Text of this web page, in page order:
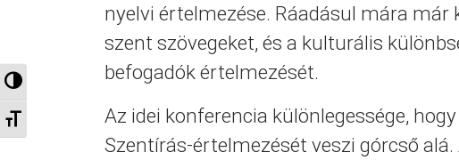
Nagy kontraszt váltása
Betűméret váltása
nyelvi értelmezése. Ráadásul mára
szent szövegeket, és a kulturális
befogadók értelmezését.
Az idei konferencia különlegessége,
Szentírás-értelmezését veszi górcső